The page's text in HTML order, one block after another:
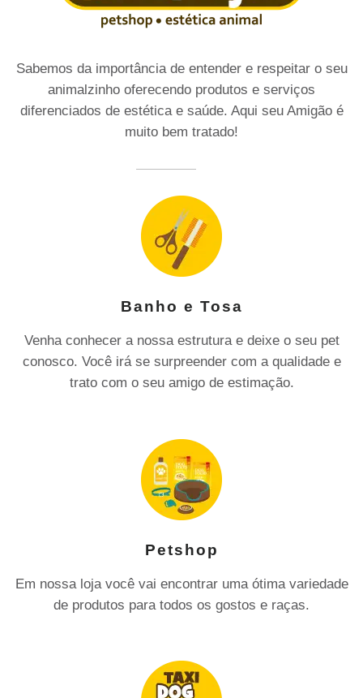
Sabemos da importância de entender e respeitar o seu
animalzinho oferecendo produtos e serviços
diferenciados de estética e saúde. Aqui seu Amigão é
muito bem tratado!
Banho e Tosa
Venha conhecer a nossa estrutura e deixe o seu pet
conosco. Você irá se surpreender com a qualidade e
trato com o seu amigo de estimação.
Petshop
Em nossa loja você vai encontrar uma ótima variedade
de produtos para todos os gostos e raças.